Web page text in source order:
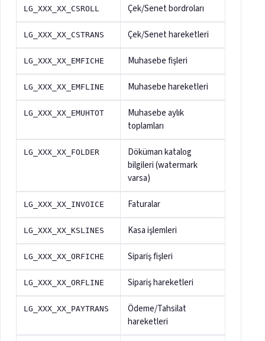
LG_XXX_XX_CSROLL Çek/Senet bordroları
LG_XXX_XX_CSTRANS Çek/Senet hareketleri
LG_XXX_XX_EMFICHE Muhasebe fişleri
LG_XXX_XX_EMFLINE Muhasebe hareketleri
LG_XXX_XX_EMUHTOT
Muhasebe aylık
toplamları
LG_XXX_XX_FOLDER
Döküman katalog
bilgileri (watermark
varsa)
LG_XXX_XX_INVOICE Faturalar
LG_XXX_XX_KSLINES Kasa işlemleri
LG_XXX_XX_ORFICHE Sipariş fişleri
LG_XXX_XX_ORFLINE Sipariş hareketleri
LG_XXX_XX_PAYTRANS
Ödeme/Tahsilat
hareketleri